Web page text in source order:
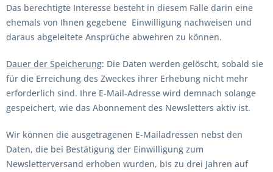
Das berechtigte Interesse besteht in diesem Falle darin eine
ehemals von Ihnen gegebene Einwilligung nachweisen und
daraus abgeleitete Ansprüche abwehren zu können.
Dauer der Speicherung: Die Daten werden gelöscht, sobald sie
für die Erreichung des Zweckes ihrer Erhebung nicht mehr
erforderlich sind. Ihre E-Mail-Adresse wird demnach solange
gespeichert, wie das Abonnement des Newsletters aktiv ist.
Wir können die ausgetragenen E-Mailadressen nebst den
Daten, die bei Bestätigung der Einwilligung zum
Newsletterversand erhoben wurden, bis zu drei Jahren auf